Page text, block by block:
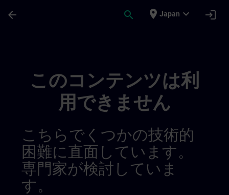
arrow_back search place Japan expand_more login
このコンテンツは利
用できません
こちらでくつかの技術的
困難に直面しています。
専門家が検討していま
す。